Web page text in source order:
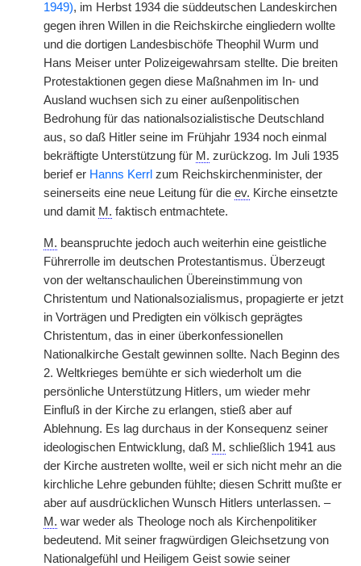
1949), im Herbst 1934 die süddeutschen Landeskirchen
gegen ihren Willen in die Reichskirche eingliedern wollte
und die dortigen Landesbischöfe Theophil Wurm und
Hans Meiser unter Polizeigewahrsam stellte. Die breiten
Protestaktionen gegen diese Maßnahmen im In- und
Ausland wuchsen sich zu einer außenpolitischen
Bedrohung für das nationalsozialistische Deutschland
aus, so daß Hitler seine im Frühjahr 1934 noch einmal
bekräftigte Unterstützung für M. zurückzog. Im Juli 1935
berief er Hanns Kerrl zum Reichskirchenminister, der
seinerseits eine neue Leitung für die ev. Kirche einsetzte
und damit M. faktisch entmachtete.
M. beanspruchte jedoch auch weiterhin eine geistliche
Führerrolle im deutschen Protestantismus. Überzeugt
von der weltanschaulichen Übereinstimmung von
Christentum und Nationalsozialismus, propagierte er jetzt
in Vorträgen und Predigten ein völkisch geprägtes
Christentum, das in einer überkonfessionellen
Nationalkirche Gestalt gewinnen sollte. Nach Beginn des
2. Weltkrieges bemühte er sich wiederholt um die
persönliche Unterstützung Hitlers, um wieder mehr
Einfluß in der Kirche zu erlangen, stieß aber auf
Ablehnung. Es lag durchaus in der Konsequenz seiner
ideologischen Entwicklung, daß M. schließlich 1941 aus
der Kirche austreten wollte, weil er sich nicht mehr an die
kirchliche Lehre gebunden fühlte; diesen Schritt mußte er
aber auf ausdrücklichen Wunsch Hitlers unterlassen. –
M. war weder als Theologe noch als Kirchenpolitiker
bedeutend. Mit seiner fragwürdigen Gleichsetzung von
Nationalgefühl und Heiligem Geist sowie seiner